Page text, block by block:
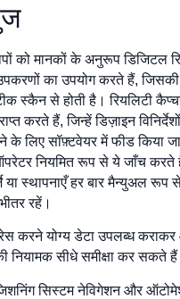
को मानकों के अनुरूप डिजिटल
का उपयोग करते हैं,
स्कैन से होती है। रियलिटी
करते हैं, जिन्हें डिज़ाइन
लिए सॉफ़्टवेयर में फीड किया
नियमित रूप से ये जाँच करते
स्थापनाएँ हर बार मैन्युअल रूप से
रहें।
करने योग्य डेटा उपलब्ध
नियामक सीधे समीक्षा कर सकते
सिस्टम नेविगेशन और